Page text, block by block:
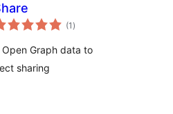
(1 valoracións
totais
)
Graph data to
sharing